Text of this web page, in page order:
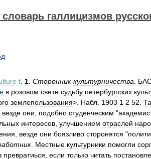
галлицизмов
f 1 Сторонник культурничества
в розовом свете судьбу петербургских
землепользования>. Набл 1903 1 2 52
везде они подобно студенческим "
интересов улучшением отраслей
везде они боязливо сторонятся "
Местные культурники помогли
превратиься если только читать